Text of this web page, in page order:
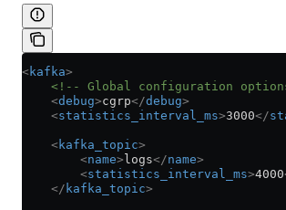
<kafka>
<!-- Global configuration
    <
debug>cgrp</debug>
    <
statistics_interval_ms>3000</
    <
kafka_topic>
        <
name> logs</name>
        <
statistics_interval_ms>4000
    </
kafka_topic>